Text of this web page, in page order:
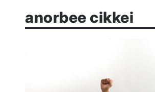
anorbee cikkei